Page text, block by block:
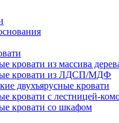
кровати из массива
кровати из ЛДСП/МДФ
двухъярусные кровати
кровати с лестницей-
кровати со шкафом